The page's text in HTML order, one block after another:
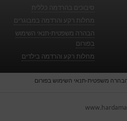
סיבוכים בהרדמה כללית
מחלות רקע והרדמה במבוגרים
הבהרה משפטית-תנאי השימוש
בפורום
מחלות רקע והרדמה בילדים
משפטית-תנאי השימוש בפורום